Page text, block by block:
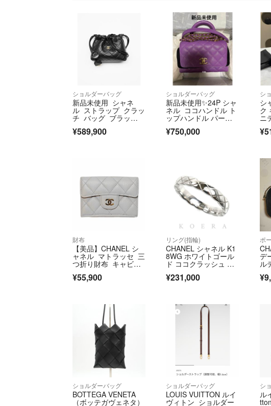
ショルダーバッグ
新品未使用 シャネ
ル ストラップ クラッ
チ バッグ ブラッ
ク ミニ 巾着 超希
少 入手困難 レア 8/1
¥589,900
ショルダーバッグ
新品未使用✨24P シャ
ネル ココハンドル ト
ップハンドル パープ
ル 19cm
¥750,000
シ
シ
ク
ニ
A
金
財布
【美品】CHANEL シ
ャネル マトラッセ 三
つ折り財布 キャビア
¥55,900
リング(指輪)
CHANEL シャネル K1
8WG ホワイトゴール
ド ココクラッシュ リ
5号 50 3.7g レディー
¥231,000
ポ
デ
ル
ショルダーバッグ
BOTTEGA VENETA
（ボッテガヴェネタ）
ショルダーバッグ
LOUIS VUITTON ルイ
ヴィトン ショルダー
シ
ル